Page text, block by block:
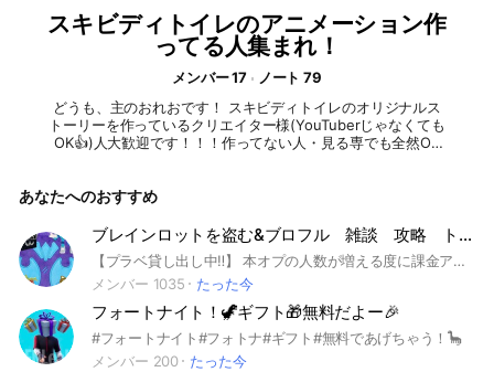
スキビディトイレのアニメーション作
ってる人集まれ！
メンバー 17
ノート 79
どうも、主のおれおです！ スキビディトイレのオリジナルス
トーリーを作っているクリエイター様(YouTuberじゃなくても
OK👍)人大歓迎です！！！作ってない人・見る専でも全然OK
あなたへのおすすめ
ブレインロットを盗む&ブロフル 雑談 攻略 トレードお手伝い 【ロブロックス】
【プラベ貸し出し中‼️】 本オプの人数が増える度に課金アイテム配布👀 botが非常に充実!!! サブオプ多数！ ぜひ来てください‼️ ↓できれば読んで↓ 別ゲー○ クロストレード○ みんなの要望は取り入れていくし、楽しいオプにしたいのでぜひ入ってね 実の配布はたまにする。 ↓読まなくていい↓ どうも！管理人のあるふぁです ここのオプではロブロックスのブロフルの攻略等をしていきます！ 荒らしや迷惑になること以外は自由です 基本無償です 手伝うことを断る事はありませんので気軽に言ってくださいね^^ 反応しないからといって抜けないでね 抜けなかったら手伝うから 主は大体のことなら手伝えます 雑談もします ちょくちょく配布もします たまに要件だけ済んだらすぐに抜ける人がいるのでそういうのはやめてほしい 雑談たくさんしたいです 副官は信頼できる人 何か分からないことがあったら管理人か副官に言ってね #ブロフル#ブロックスフルーツ#ロブロックス#roblox#bloxfruits#ゲーム#game#雑談#トイレットタワーディフェンス#TTD#ttd#トイタワ#トイレットタワーディフェンス雑談交換#ブロックスフルーツv4#ブロックスフルーツ覚醒#ブロックスフルーツリヴァイアサン#バウンティラッシュ#バウンティ#庭を成長させる#庭を育てる#神ゲー#ダダサバイバー#arufa #あるふぁ#ハイパーショット#99日#ブレインロット
メンバー 1035
たった今
フォートナイト！🦖ギフト🎁無料だよー🎉
#フォートナイト#フォトナ#ギフト#無料であげちゃう！🦕
メンバー 200
たった今